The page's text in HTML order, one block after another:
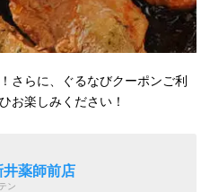
さらに、ぐるなびクーポンご利
お楽しみください！
薬師前店
ン